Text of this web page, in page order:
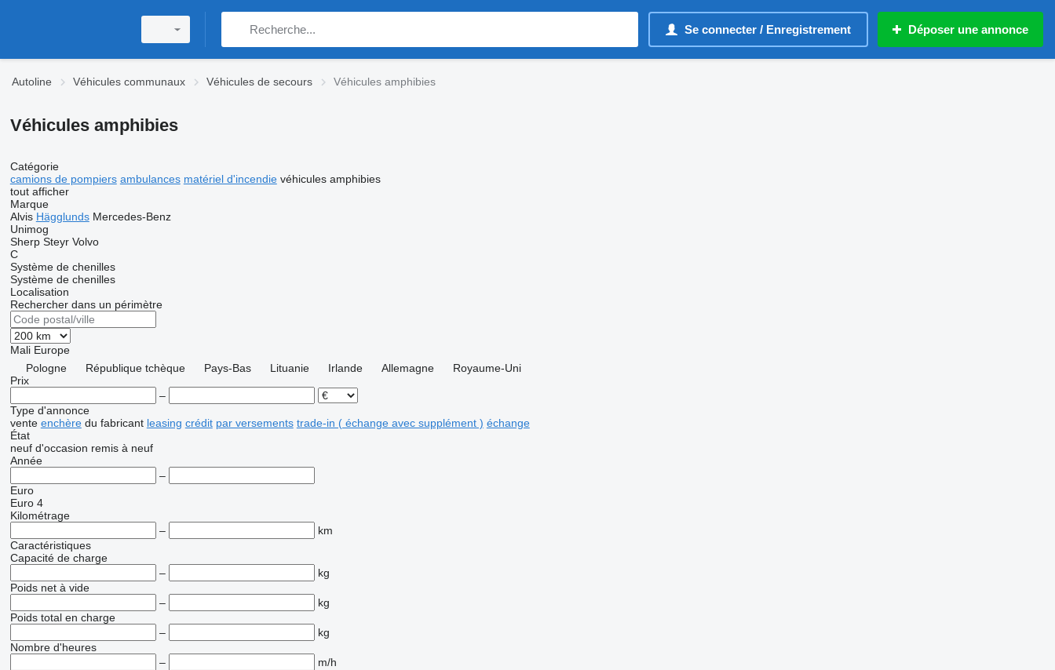
Se connecter / Enregistrement Déposer une annonce
Autoline Véhicules communaux Véhicules de secours Véhicules amphibies
Véhicules amphibies
Catégorie
camions de pompiers ambulances matériel d'incendie véhicules amphibies
tout afficher
Marque
Alvis Hägglunds Mercedes-Benz
Unimog
Sherp Steyr Volvo
C
Système de chenilles
Système de chenilles
Localisation
Rechercher dans un périmètre
Mali Europe
Pologne
République tchèque Pays-Bas Lituanie Irlande Allemagne
Royaume-Uni
Prix
–
Type d'annonce
vente enchère du fabricant leasing crédit par versements trade-in ( échange avec supplément ) échange
État
neuf d'occasion remis à neuf
Année
–
Euro
Euro 4
Kilométrage
–
km
Caractéristiques
Capacité de charge
–
kg
Poids net à vide
–
kg
Poids total en charge
–
kg
Nombre d'heures
–
m/h